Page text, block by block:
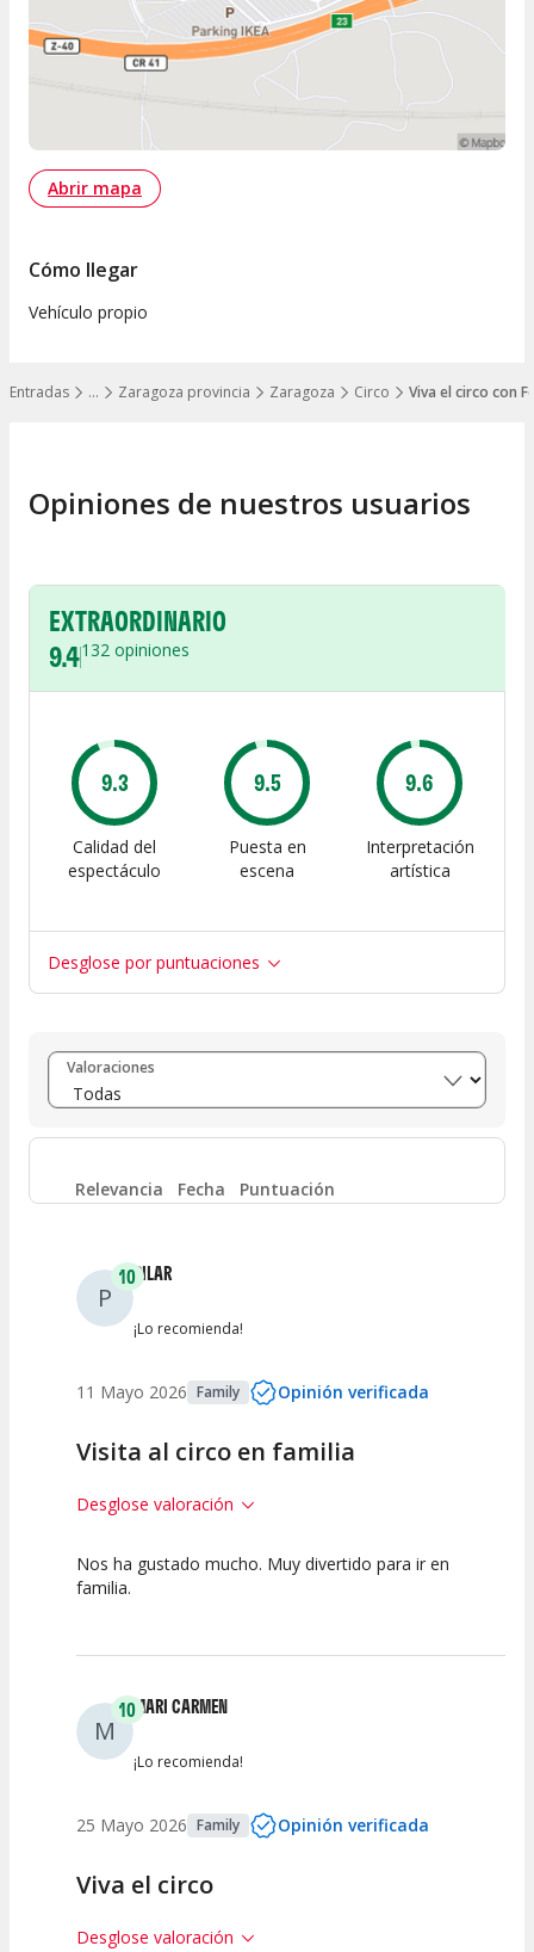
…
Mostrar todos los niveles
Entradas Zaragoza provincia Zaragoza Circo Viva el circo con
Abrir mapa
Cómo llegar
Vehículo propio
Opiniones de nuestros usuarios
EXTRAORDINARIO
9.4132 opiniones
9.3
Calidad del
espectáculo
9.5
Puesta en
escena
9.6
Interpretación
artística
Desglose por puntuaciones
Entre 8 y 10 (116)
Entre 6 y 8 (11)
Entre 4 y 6 4
Entre 0 y 2
Valoraciones
Relevancia Fecha Puntuación
P
10PILAR
¡Lo recomienda!
11 Mayo 2026 Family Opinión verificada
Visita al circo en familia
Desglose valoración
10 10 10
Nos ha gustado mucho. Muy divertido para ir en
familia.
M
10MARI CARMEN
¡Lo recomienda!
25 Mayo 2026 Family Opinión verificada
Viva el circo
Desglose valoración